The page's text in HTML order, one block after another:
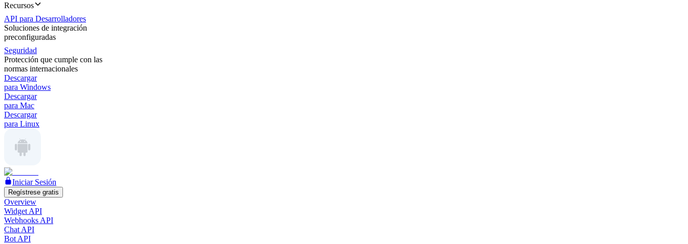
Recursos
API para Desarrolladores
Soluciones de integración
preconfiguradas
Seguridad
Protección que cumple con las
normas internacionales
Descargar
para Windows
Descargar
para Mac
Descargar
para Linux
Iniciar Sesión
Regístrese gratis
Overview
Widget API
Webhooks API
Chat API
Bot API